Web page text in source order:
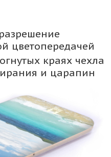
цветопередачей
краях чехла
и царапин